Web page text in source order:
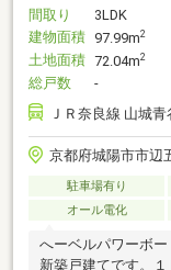
間取り
3LDK
建物面積 97.99m2
土地面積 72.04m2
総戸数
-
ＪＲ奈良線 山城
京都府城陽市市辺
駐車場有り
オール電化
へーベルパワーボ
新築戸建てです。